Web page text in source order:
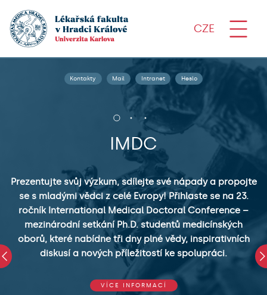
CZE
Kontakty Mail Intranet Heslo
IMDC
Prezentujte svůj výzkum, sdílejte své nápady a propojte
se s mladými vědci z celé Evropy! Přihlaste se na 23.
ročník International Medical Doctoral Conference –
mezinárodní setkání Ph.D. studentů medicínských
oborů, které nabídne tři dny plné vědy, inspirativních
diskusí a nových příležitostí ke spolupráci.
VÍCE INFORMACÍ